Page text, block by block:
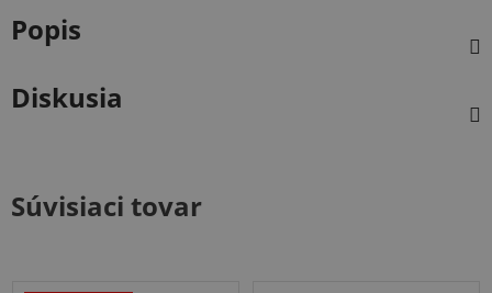
Popis
Diskusia
Súvisiaci tovar